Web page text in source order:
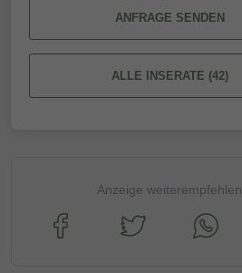
ANFRAGE SENDEN
ALLE INSERATE (42)
Anzeige weiterempfehlen